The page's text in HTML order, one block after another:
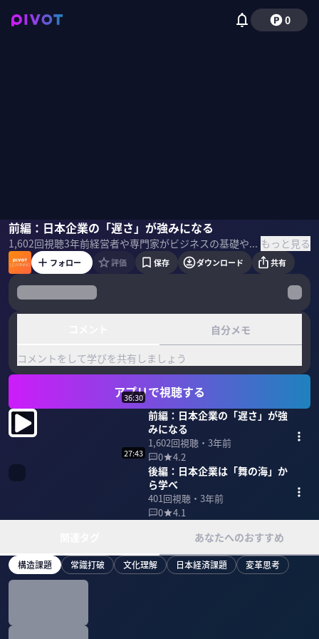
0
前編：日本企業の「遅さ」が強みになる
1,602回視聴3年前 経営者や専門家がビジネスの基礎や最新テーマを教える「PIVOT LEARNING」。カリフォルニア大学サンディエゴ校教授のウリケ・シェーデ氏に「日本企業の強み」を聞いた。 ＜ゲスト＞ ウリケ・シェーデ｜カリフォルニア大学サンディエゴ校 教授 日本を対象とした企業戦略、組織論、金融市場、企業再編、起業論などを研究領域に、米ハーバード経営大学院、米スタンフォード大学、米カリフォルニア大学バークレー校経営大学院、一橋大学経済研究所、日本銀行、経済産業省、財務省、政策投資銀行等で研究員・客員教授を歴任。9年以上の日本在住経験を持つ。日本の経営、ビジネス、科学技術を社会政策と経営戦略面から研究し、サンディエゴと日本をつなぐ研究所「Japan Forum for Innovation and Technology (JFIT)」のディレクター。 ＜目次＞ もっと見る
ウリケ・シェーデ
フォロー 評価 保存 ダウンロード 共有
自分メモ
コメントをして学びを共有しましょう
アプリで視聴する
36:30
前編：日本企業の「遅さ」が強
みになる
1,602回視聴・ 3年前
0
4.2
27:43
後編：日本企業は「舞の海」か
ら学べ
401回視聴・ 3年前
0
4.1
あなたへのおすすめ
構造課題 常識打破 文化理解 日本経済課題 変革思考